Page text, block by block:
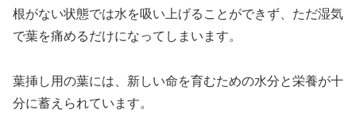
根がない状態では水を吸い上げることができず、ただ湿気
で葉を痛めるだけになってしまいます。
葉挿し用の葉には、新しい命を育むための水分と栄養が十
分に蓄えられています。